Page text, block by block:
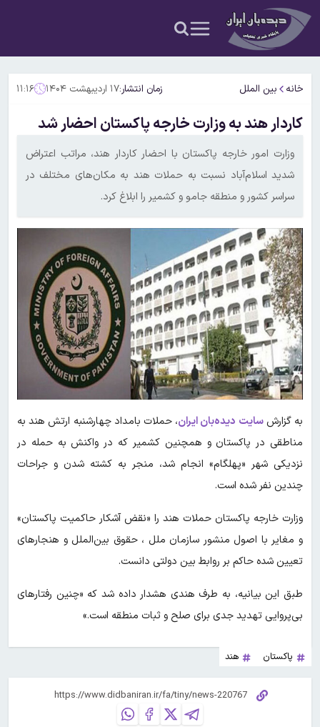
خانه بین الملل زمان انتشار:۱۷ اردیبهشت ۱۴۰۴ ۱۱:۱۶
کاردار هند به وزارت خارجه پاکستان احضار شد
وزارت امور خارجه پاکستان با احضار کاردار هند، مراتب اعتراض
شدید اسلام‌آباد نسبت به حملات هند به مکان‌های مختلف در
سراسر کشور و منطقه جامو و کشمیر را ابلاغ کرد.
به گزارشسایت دیده‌بان ایران، حملات بامداد چهارشنبه ارتش هند به
مناطقی در پاکستان و همچنین کشمیر که در واکنش به حمله در
نزدیکی شهر «پهلگام» انجام شد، منجر به کشته شدن و جراحات
چندین نفر شده است.
وزارت خارجه پاکستان حملات هند را «نقض آشکار حاکمیت پاکستان»
و مغایر با اصول منشور سازمان ملل ، حقوق بین‌الملل و هنجارهای
تعیین شده حاکم بر روابط بین دولتی دانست.
طبق این بیانیه، به طرف هندی هشدار داده شد که «چنین رفتارهای
بی‌پروایی تهدید جدی برای صلح و ثبات منطقه است.»
پاکستان هند